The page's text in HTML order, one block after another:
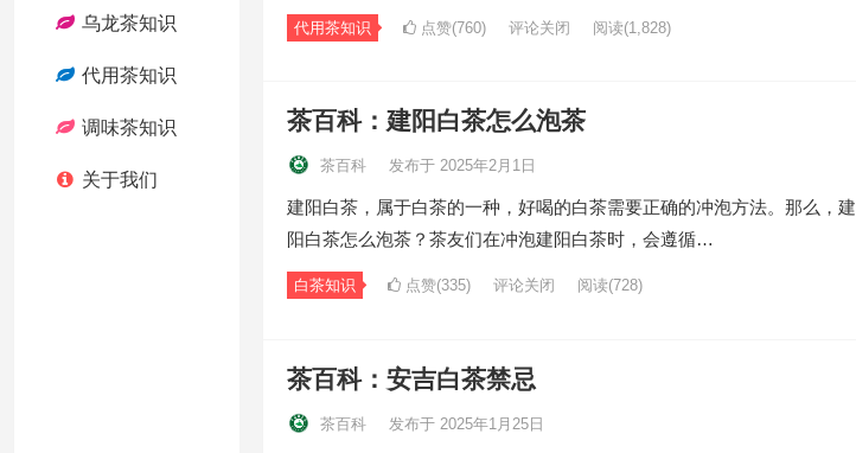
乌龙茶知识
代用茶知识
调味茶知识
关于我们
代用茶知识 点赞(760) 评论关闭 阅读(1,828)
茶百科：建阳白茶怎么泡茶
茶百科 发布于 2025年2月1日
建阳白茶，属于白茶的一种，好喝的白茶需要正确的冲泡方法。那么，建
阳白茶怎么泡茶？茶友们在冲泡建阳白茶时，会遵循…
白茶知识 点赞(335) 评论关闭 阅读(728)
茶百科：安吉白茶禁忌
茶百科 发布于 2025年1月25日